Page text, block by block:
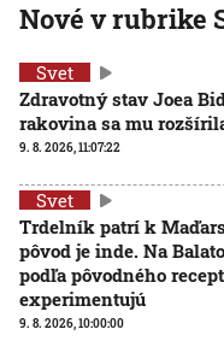
Nové v rubrike
Svet
Zdravotný stav Joea
rakovina sa mu
9. 8. 2026, 11:07:22
Svet
Trdelník patrí k
pôvod je inde. Na
podľa pôvodného
experimentujú
9. 8. 2026, 10:00:00